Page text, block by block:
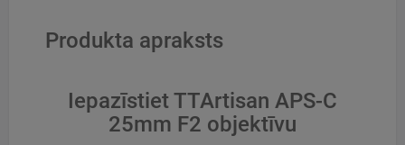
Produkta apraksts
Iepazīstiet TTArtisan APS-C
25mm F2 objektīvu